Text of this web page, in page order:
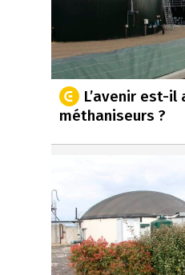
L’avenir est-il
méthaniseurs ?